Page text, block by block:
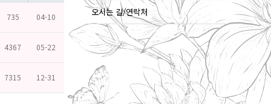
735 04-10
4367 05-22
7315 12-31
오시는 길/연락처